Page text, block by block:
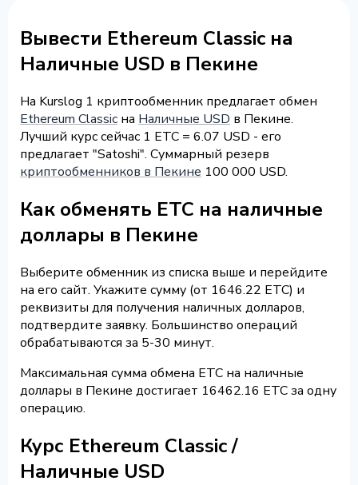
Вывести Ethereum Classic на
Наличные USD в Пекине
На Kurslog 1 криптообменник предлагает обмен
Ethereum Classic на Наличные USD в Пекине.
Лучший курс сейчас 1 ETC = 6.07 USD - его
предлагает "Satoshi". Суммарный резерв
криптообменников в Пекине 100 000 USD.
Как обменять ETC на наличные
доллары в Пекине
Выберите обменник из списка выше и перейдите
на его сайт. Укажите сумму (от 1646.22 ETC) и
реквизиты для получения наличных долларов,
подтвердите заявку. Большинство операций
обрабатываются за 5-30 минут.
Максимальная сумма обмена ETC на наличные
доллары в Пекине достигает 16462.16 ETC за одну
операцию.
Курс Ethereum Classic /
Наличные USD